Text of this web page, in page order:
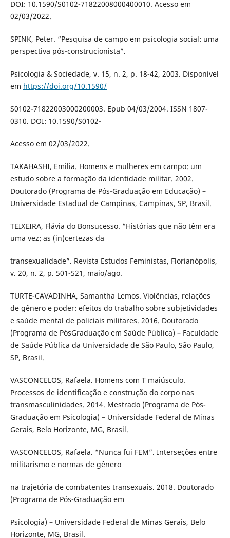
DOI: 10.1590/S0102-71822008000400010. Acesso em
02/03/2022.
SPINK, Peter. “Pesquisa de campo em psicologia social: uma
perspectiva pós-construcionista”.
Psicologia & Sociedade, v. 15, n. 2, p. 18-42, 2003. Disponível
em https://doi.org/10.1590/
S0102-71822003000200003. Epub 04/03/2004. ISSN 1807-
0310. DOI: 10.1590/S0102-
Acesso em 02/03/2022.
TAKAHASHI, Emilia. Homens e mulheres em campo: um
estudo sobre a formação da identidade militar. 2002.
Doutorado (Programa de Pós-Graduação em Educação) –
Universidade Estadual de Campinas, Campinas, SP, Brasil.
TEIXEIRA, Flávia do Bonsucesso. “Histórias que não têm era
uma vez: as (in)certezas da
transexualidade”. Revista Estudos Feministas, Florianópolis,
v. 20, n. 2, p. 501-521, maio/ago.
TURTE-CAVADINHA, Samantha Lemos. Violências, relações
de gênero e poder: efeitos do trabalho sobre subjetividades
e saúde mental de policiais militares. 2016. Doutorado
(Programa de PósGraduação em Saúde Pública) – Faculdade
de Saúde Pública da Universidade de São Paulo, São Paulo,
SP, Brasil.
VASCONCELOS, Rafaela. Homens com T maiúsculo.
Processos de identificação e construção do corpo nas
transmasculinidades. 2014. Mestrado (Programa de Pós-
Graduação em Psicologia) – Universidade Federal de Minas
Gerais, Belo Horizonte, MG, Brasil.
VASCONCELOS, Rafaela. “Nunca fui FEM”. Interseções entre
militarismo e normas de gênero
na trajetória de combatentes transexuais. 2018. Doutorado
(Programa de Pós-Graduação em
Psicologia) – Universidade Federal de Minas Gerais, Belo
Horizonte, MG, Brasil.